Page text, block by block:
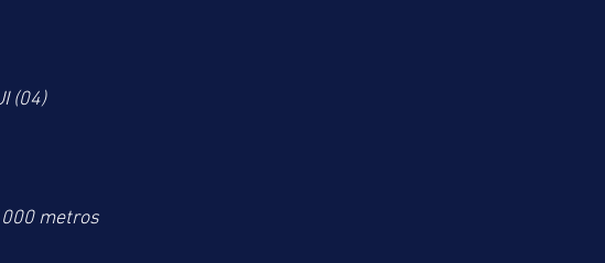
(04)
metros